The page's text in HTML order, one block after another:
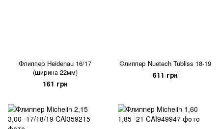
Флиппер Heidenau 16/17
(ширина 22мм)
161 грн
Флиппер Nuetech Tubliss 18-19
611 грн